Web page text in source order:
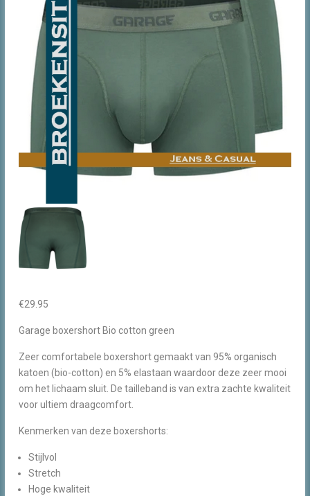
€29.95
Garage boxershort Bio cotton green
Zeer comfortabele boxershort gemaakt van 95% organisch
katoen (bio-cotton) en 5% elastaan waardoor deze zeer mooi
om het lichaam sluit. De tailleband is van extra zachte kwaliteit
voor ultiem draagcomfort.
Kenmerken van deze boxershorts:
Stijlvol
Stretch
Hoge kwaliteit